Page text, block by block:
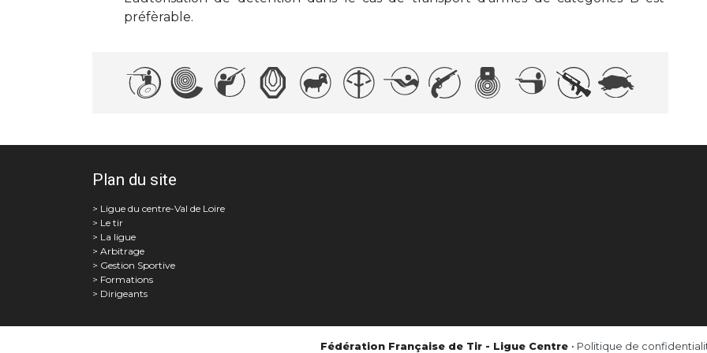
préfèrable.
Plan du site
Le tir
La ligue
Arbitrage
Gestion Sportive
Formations
Dirigeants
Fédération Française de Tir - Ligue Centre • Politique de